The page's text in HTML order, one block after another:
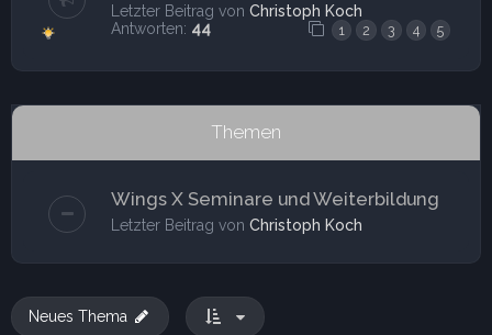
Letzter Beitrag von Christoph Koch
Antworten: 44 1 2 3 4 5
Themen
Wings X Seminare und Weiterbildung
Letzter Beitrag von Christoph Koch
Neues Thema